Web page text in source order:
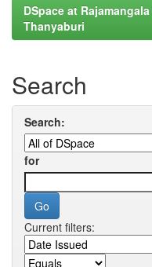
DSpace at
Thanyaburi
Search
Search:
for
Current filters: